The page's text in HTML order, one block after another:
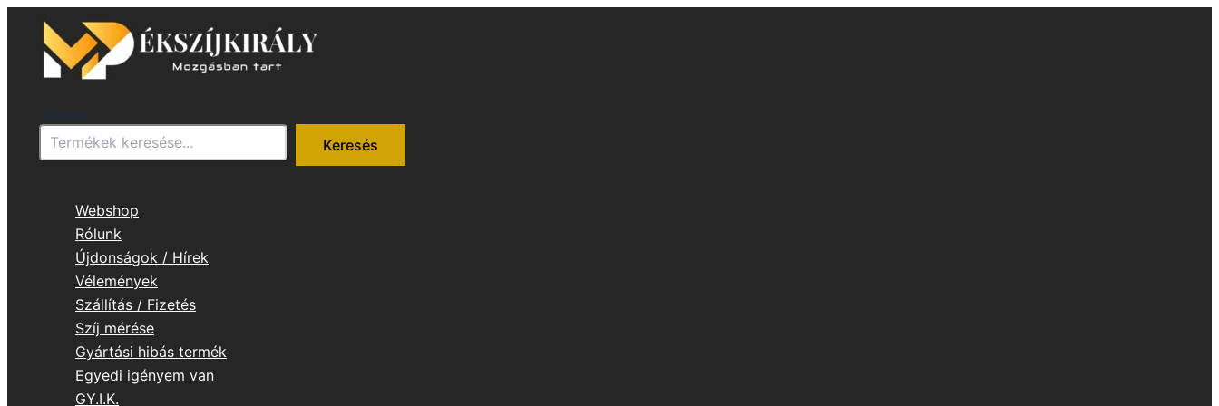
content
Keresés
Webshop
Rólunk
Újdonságok / Hírek
Vélemények
Szállítás / Fizetés
Szíj mérése
Gyártási hibás termék
Egyedi igényem van
GY.I.K.